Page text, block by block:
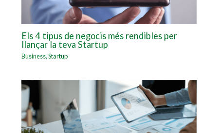
Els 4 tipus de negocis més rendibles per
llançar la teva Startup
Business,Startup